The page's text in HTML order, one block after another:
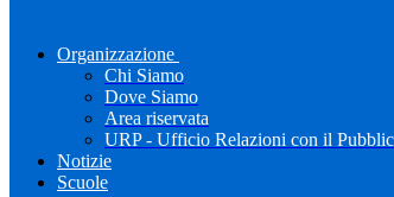
Organizzazione
Chi Siamo
Dove Siamo
Area riservata
URP - Ufficio Relazioni con il
Notizie
Scuole